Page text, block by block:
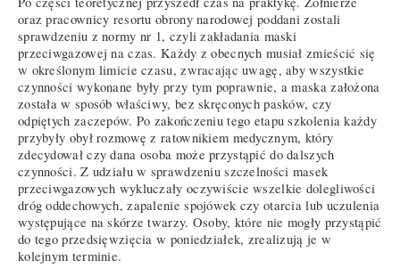
oraz pracownicy resortu obrony narodowej poddani zostali
sprawdzeniu z normy nr 1, czyli zakładania maski
przeciwgazowej na czas. Każdy z obecnych musiał zmieścić się
w określonym limicie czasu, zwracając uwagę, aby wszystkie
czynności wykonane były przy tym poprawnie, a maska założona
została w sposób właściwy, bez skręconych pasków, czy
odpiętych zaczepów. Po zakończeniu tego etapu szkolenia każdy
przybyły obył rozmowę z ratownikiem medycznym, który
zdecydował czy dana osoba może przystąpić do dalszych
czynności. Z udziału w sprawdzeniu szczelności masek
przeciwgazowych wykluczały oczywiście wszelkie dolegliwości
dróg oddechowych, zapalenie spojówek czy otarcia lub uczulenia
występujące na skórze twarzy. Osoby, które nie mogły przystąpić
do tego przedsięwzięcia w poniedziałek, zrealizują je w
kolejnym terminie.